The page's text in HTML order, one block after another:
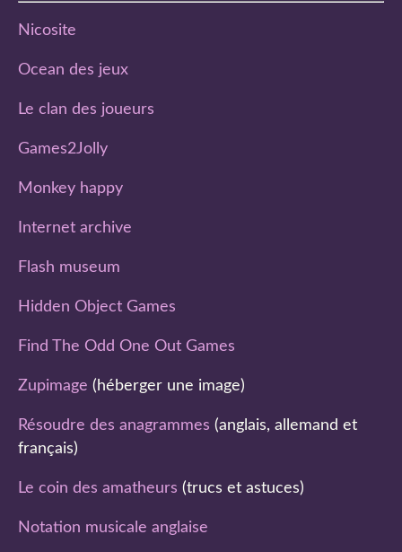
Nicosite
Ocean des jeux
Le clan des joueurs
Games2Jolly
Monkey happy
Internet archive
Flash museum
Hidden Object Games
Find The Odd One Out Games
Zupimage (héberger une image)
Résoudre des anagrammes (anglais, allemand et
français)
Le coin des amatheurs (trucs et astuces)
Notation musicale anglaise